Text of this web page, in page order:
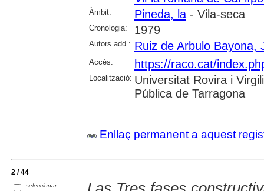
Àmbit: Pineda, la- Vila-seca
Cronologia: 1979
Autors add.: Ruiz de Arbulo Bayona,
Accés: https://raco.cat/
Localització: Universitat Rovira i
Pública de Tarragona
Enllaç permanent a aquest
2 / 44
seleccionar